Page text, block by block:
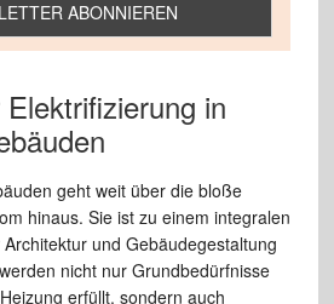
in
geht weit über die bloße
hinaus. Sie ist zu einem integralen
und Gebäudegestaltung
nicht nur Grundbedürfnisse
erfüllt, sondern auch